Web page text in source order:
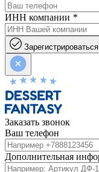
ИНН компании *
Зарегистрироваться
Заказать звонок
Ваш телефон
Дополнительная